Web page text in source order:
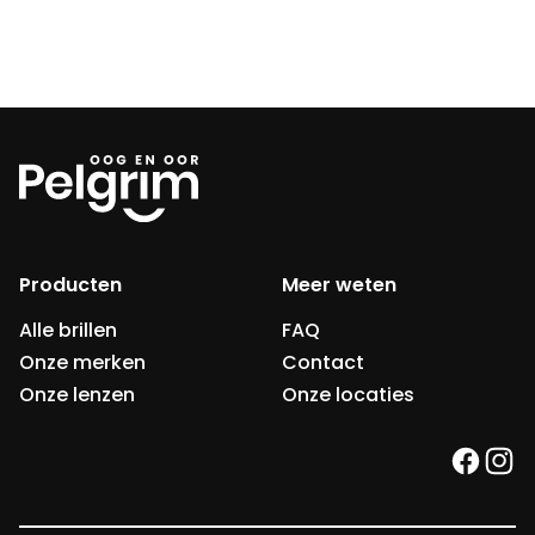
Producten
Alle brillen
Onze merken
Onze lenzen
Meer weten
FAQ
Contact
Onze locaties